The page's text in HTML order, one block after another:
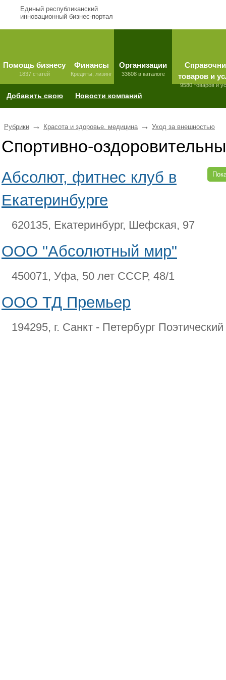
Единый республиканский
инновационный бизнес-портал
Помощь бизнесу
1837 статей
Финансы
Кредиты, лизинг
Организации
33608 в каталоге
товаров и
9580 товаров и
Добавить свою Новости компаний
Рубрики → Красота и здоровье. медицина → Уход за внешностью
Спортивно-
Абсолют, фитнес клуб в
Екатеринбурге
620135, Екатеринбург, Шефская, 97
ООО "Абсолютный мир"
450071, Уфа, 50 лет СССР, 48/1
ООО ТД Премьер
194295, г. Санкт - Петербург